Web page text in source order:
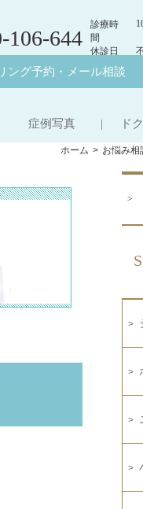
106-644
診療時
間
休診日
ング予約・メール相談
症例写真 ド
ホーム お悩み相